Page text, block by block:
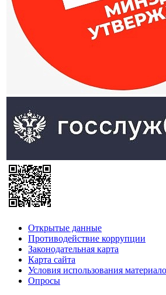
Открытые данные
Противодействие коррупции
Законодательная карта
Карта сайта
Условия использования
Опросы